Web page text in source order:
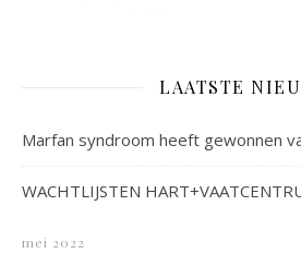
LAATSTE
Marfan syndroom heeft gewonnen
WACHTLIJSTEN
mei 2022